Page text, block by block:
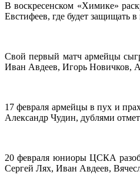
В воскресенском «Химике»
Евстифеев, где будет защищать
Свой первый матч армейцы
Иван Авдеев, Игорь Новичков,
17 февраля армейцы в пух и
Александр Чудин, дублями
20 февраля юниоры ЦСКА
Сергей Лях, Иван Авдеев,